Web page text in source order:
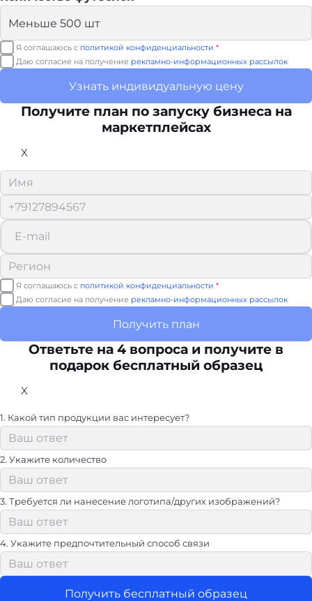
Я соглашаюсь с политикой конфиденциальности *
Даю согласие на получение рекламно-информационных рассылок
Узнать индивидуальную цену
Получите план по запуску бизнеса на
маркетплейсах
X
Я соглашаюсь с политикой конфиденциальности *
Даю согласие на получение рекламно-информационных рассылок
Получить план
Ответьте на 4 вопроса и получите в
подарок бесплатный образец
X
1. Какой тип продукции вас интересует?
2. Укажите количество
3. Требуется ли нанесение логотипа/других изображений?
4. Укажите предпочтительный способ связи
Получить бесплатный образец